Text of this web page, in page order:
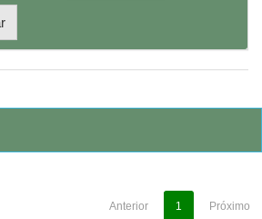
Anterior 1 Próximo